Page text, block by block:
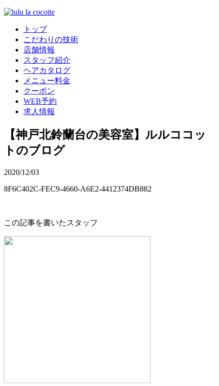
トップ
こだわりの技術
店舗情報
スタッフ紹介
ヘアカタログ
メニュー料金
クーポン
WEB予約
求人情報
【神戸北鈴蘭台の美容室】ルルココッ
トのブログ
2020/12/03
8F6C402C-FEC9-4660-A6E2-4412374DB882
この記事を書いたスタッフ